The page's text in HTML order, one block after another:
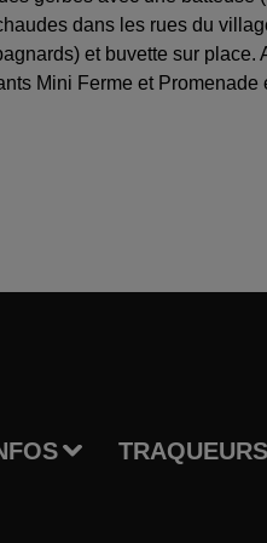
dans les rues du
et buvette sur
Mini Ferme et